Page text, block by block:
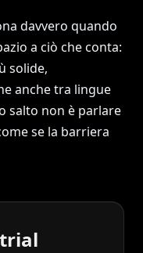
davvero quando
a ciò che conta:
solide,
anche tra lingue
salto non è parlare
se la barriera